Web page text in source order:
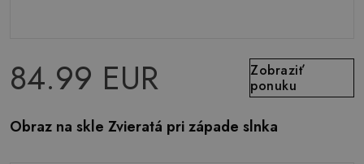
84.99 EUR
Zobraziť
ponuku
Obraz na skle Zvieratá pri západe slnka